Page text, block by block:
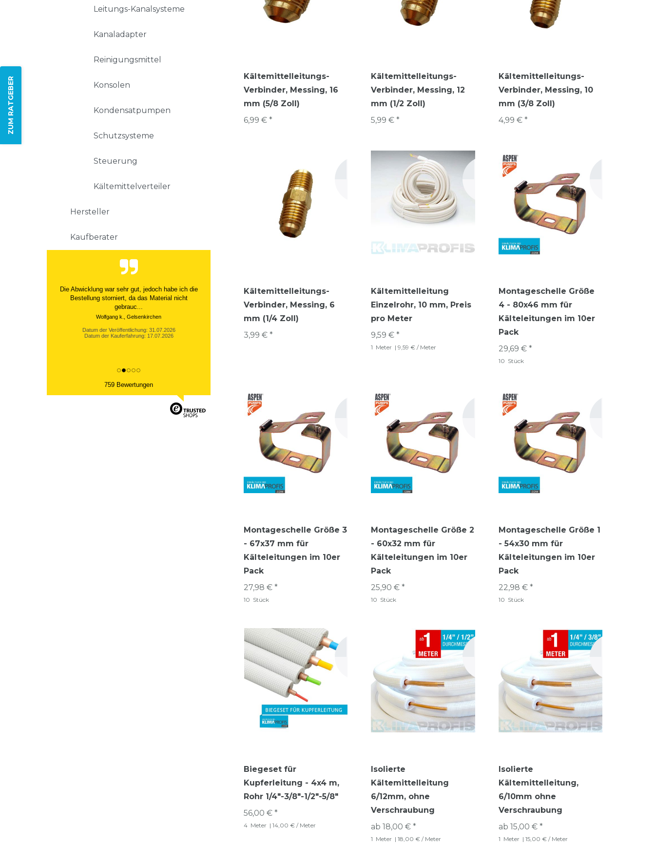
ZUM RATGEBER
Leitungs-Kanalsysteme
Kanaladapter
Reinigungsmittel
Konsolen
Kondensatpumpen
Schutzsysteme
Steuerung
Kältemittelverteiler
Hersteller
Kaufberater
Die Abwicklung war sehr gut, jedoch habe ich die
Bestellung storniert, da das Material nicht
gebrauc...
Wolfgang k., Gelsenkirchen
Datum der Veröffentlichung: 31.07.2026
Datum der Kauferfahrung: 17.07.2026
759 Bewertungen
Kältemittelleitungs-
Verbinder, Messing, 16
mm (5/8 Zoll)
6,99 € *
Kältemittelleitungs-
Verbinder, Messing, 12
mm (1/2 Zoll)
5,99 € *
Kältemittelleitungs-
Verbinder, Messing, 10
mm (3/8 Zoll)
4,99 € *
Kältemittelleitungs-
Verbinder, Messing, 6
mm (1/4 Zoll)
3,99 € *
Kältemittelleitung
Einzelrohr, 10 mm, Preis
pro Meter
9,59 € *
1 Meter | 9,59 € / Meter
Montageschelle Größe
4 - 80x46 mm für
Kälteleitungen im 10er
Pack
29,69 € *
10 Stück
Montageschelle Größe 3
- 67x37 mm für
Kälteleitungen im 10er
Pack
27,98 € *
10 Stück
Montageschelle Größe 2
- 60x32 mm für
Kälteleitungen im 10er
Pack
25,90 € *
10 Stück
Montageschelle Größe 1
- 54x30 mm für
Kälteleitungen im 10er
Pack
22,98 € *
10 Stück
Biegeset für
Kupferleitung - 4x4 m,
Rohr 1/4"-3/8"-1/2"-5/8"
56,00 € *
4 Meter | 14,00 € / Meter
Isolierte
Kältemittelleitung
6/12mm, ohne
Verschraubung
ab 18,00 € *
1 Meter | 18,00 € / Meter
Isolierte
Kältemittelleitung,
6/10mm ohne
Verschraubung
ab 15,00 € *
1 Meter | 15,00 € / Meter